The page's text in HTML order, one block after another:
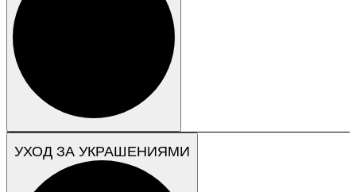
УХОД ЗА УКРАШЕНИЯМИ